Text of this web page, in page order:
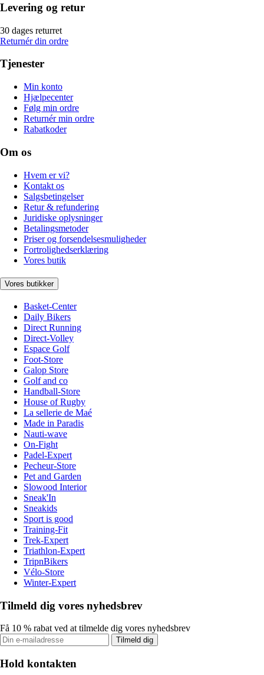
Levering og retur
30 dages returret
Returnér din ordre
Tjenester
Min konto
Hjælpecenter
Følg min ordre
Returnér min ordre
Rabatkoder
Om os
Hvem er vi?
Kontakt os
Salgsbetingelser
Retur & refundering
Juridiske oplysninger
Betalingsmetoder
Priser og forsendelsesmuligheder
Fortrolighedserklæring
Vores butik
Vores butikker
Basket-Center
Daily Bikers
Direct Running
Direct-Volley
Espace Golf
Foot-Store
Galop Store
Golf and co
Handball-Store
House of Rugby
La sellerie de Maé
Made in Paradis
Nauti-wave
On-Fight
Padel-Expert
Pecheur-Store
Pet and Garden
Slowood Interior
Sneak'In
Sneakids
Sport is good
Training-Fit
Trek-Expert
Triathlon-Expert
TripnBikers
Vélo-Store
Winter-Expert
Tilmeld dig vores nyhedsbrev
Få 10 % rabat ved at tilmelde dig vores nyhedsbrev
Tilmeld dig
Hold kontakten